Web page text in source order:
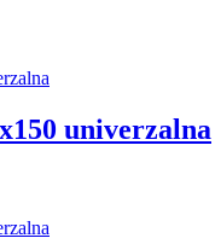
univerzalna